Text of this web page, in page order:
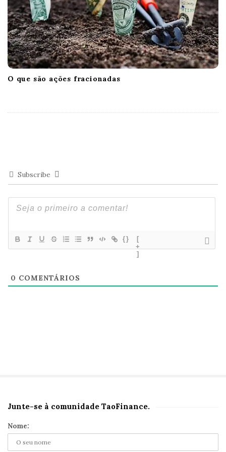
O que são ações fracionadas
Subscribe
{}
[
+
]
0 COMENTÁRIOS
S
i
t
Junte-se à comunidade TaoFinance.
Nome: